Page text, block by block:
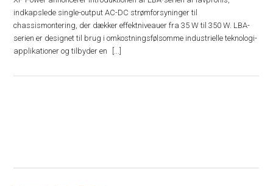
indkapslede single-output AC-DC strømforsyninger til
chassismontering, der dækker effektniveauer fra 35 W til 350 W. LBA-
serien er designet til brug i omkostningsfølsomme industrielle teknologi-
applikationer og tilbyder en